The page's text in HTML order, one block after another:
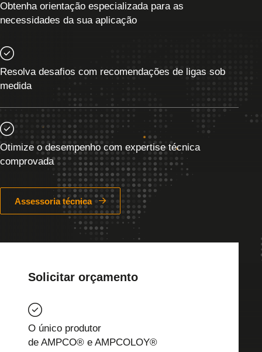
Obtenha orientação especializada para as
necessidades da sua aplicação
Resolva desafios com recomendações de ligas sob
medida
Otimize o desempenho com expertise técnica
comprovada
Assessoria técnica
Solicitar orçamento
O único produtor
de AMPCO® e AMPCOLOY®